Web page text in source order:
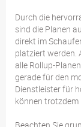
Durch die
sind die Planen
direkt im
platziert werden.
alle Rollup-
gerade für den
Dienstleister für
können trotzdem